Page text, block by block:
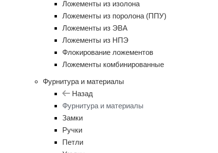
Ложементы из изолона
Ложементы из поролона (ППУ)
Ложементы из ЭВА
Ложементы из НПЭ
Флокирование ложементов
Ложементы комбинированные
Фурнитура и материалы
Назад
Фурнитура и материалы
Замки
Ручки
Петли